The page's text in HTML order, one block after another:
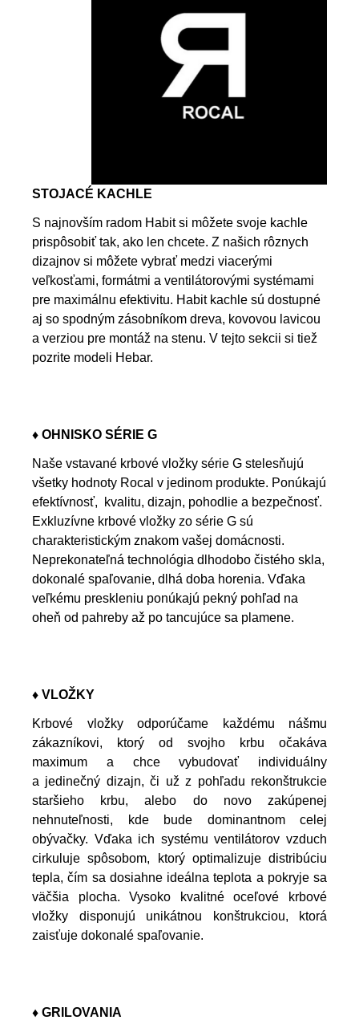
STOJACÉ KACHLE
S najnovším radom Habit si môžete svoje kachle
prispôsobiť tak, ako len chcete. Z našich rôznych
dizajnov si môžete vybrať medzi viacerými
veľkosťami, formátmi a ventilátorovými systémami
pre maximálnu efektivitu. Habit kachle sú dostupné
aj so spodným zásobníkom dreva, kovovou lavicou
a verziou pre montáž na stenu. V tejto sekcii si tiež
pozrite modeli Hebar.
♦ OHNISKO SÉRIE G
Naše vstavané krbové vložky série G stelesňujú
všetky hodnoty Rocal v jedinom produkte. Ponúkajú
efektívnosť, kvalitu, dizajn, pohodlie a bezpečnosť.
Exkluzívne krbové vložky zo série G sú
charakteristickým znakom vašej domácnosti.
Neprekonateľná technológia dlhodobo čistého skla,
dokonalé spaľovanie, dlhá doba horenia. Vďaka
veľkému preskleniu ponúkajú pekný pohľad na
oheň od pahreby až po tancujúce sa plamene.
♦ VLOŽKY
Krbové vložky odporúčame každému nášmu
zákazníkovi, ktorý od svojho krbu očakáva
maximum a chce vybudovať individuálny
a jedinečný dizajn, či už z pohľadu rekonštrukcie
staršieho krbu, alebo do novo zakúpenej
nehnuteľnosti, kde bude dominantnom celej
obývačky. Vďaka ich systému ventilátorov vzduch
cirkuluje spôsobom, ktorý optimalizuje distribúciu
tepla, čím sa dosiahne ideálna teplota a pokryje sa
väčšia plocha. Vysoko kvalitné oceľové krbové
vložky disponujú unikátnou konštrukciou, ktorá
zaisťuje dokonalé spaľovanie.
♦ GRILOVANIA